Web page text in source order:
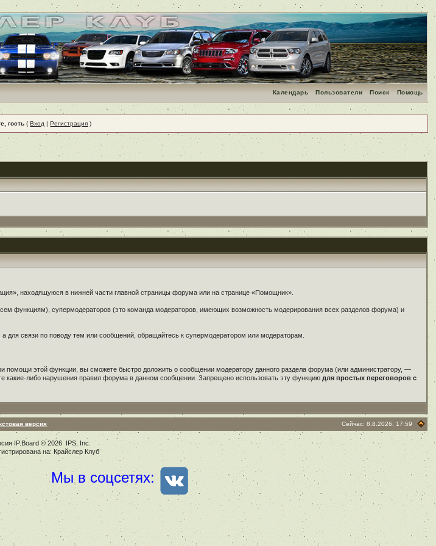
Помощь
Поиск
Пользователи
Календарь
гость (Вход |Регистрация )
находящуюся в нижней части главной страницы форума или на странице «Помощник».
функциям), супермодераторов (это команда модераторов, имеющих возможность модерирования всех разделов форума) и
для связи по поводу тем или сообщений, обращайтесь к супермодератором или модераторам.
этой функции, вы сможете быстро доложить о сообщении модератору данного раздела форума (или администратору, —
какие-либо нарушения правил форума в данном сообщении. Запрещено использовать эту функцию для простых переговоров с
версия Сейчас: 8.8.2026, 17:59
IP.Board© 2026 IPS, Inc
на: Крайслер Клуб
Мы в соцсетях: